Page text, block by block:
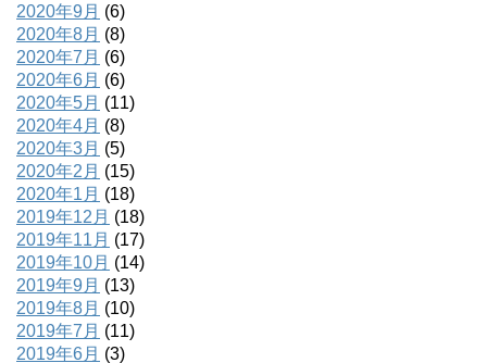
2020年9月 (6)
2020年8月 (8)
2020年7月 (6)
2020年6月 (6)
2020年5月 (11)
2020年4月 (8)
2020年3月 (5)
2020年2月 (15)
2020年1月 (18)
2019年12月 (18)
2019年11月 (17)
2019年10月 (14)
2019年9月 (13)
2019年8月 (10)
2019年7月 (11)
2019年6月 (3)